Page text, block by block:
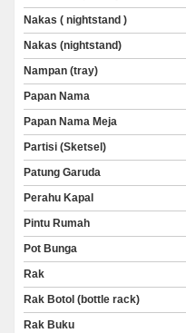
Nakas ( nightstand )
Nakas (nightstand)
Nampan (tray)
Papan Nama
Papan Nama Meja
Partisi (Sketsel)
Patung Garuda
Perahu Kapal
Pintu Rumah
Pot Bunga
Rak
Rak Botol (bottle rack)
Rak Buku